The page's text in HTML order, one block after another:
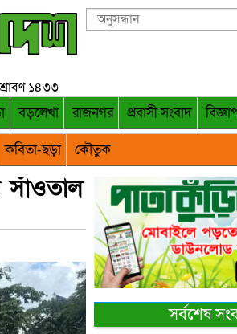
১৪৩৩
বড়লেখা রাজনগর প্রবাসী সংবাদ
কবিতা-ছড়া কৌতুক
সাঁওতাল
সর্বশেষ